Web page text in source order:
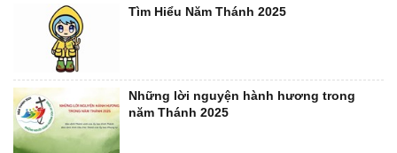
Tìm Hiểu Năm Thánh 2025
Những lời nguyện hành hương trong
năm Thánh 2025